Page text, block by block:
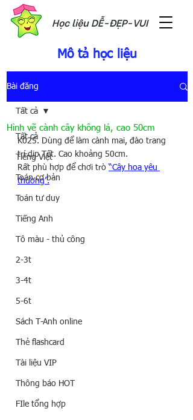
Học liệu DỄ-ĐẸP-VUI
Mô tả học liệu
Bài đăng
Tất cả
Tiếng Việt
Toán cơ bản
Toán tư duy
Tiếng Anh
Tô màu - thủ công
2-3t
3-4t
5-6t
Sách T-Anh online
Thẻ flashcard
Tài liệu VIP
Thông báo HOT
FIle tổng hợp
Tất cả
Hình vẽ cành cây không lá, cao 50cm
K025. Dùng để làm cành mai, đào trang
trí dịp Tết. Cao khoảng 50cm.
Rất phù hợp để chơi trò “Cây hoa yêu
thương”.